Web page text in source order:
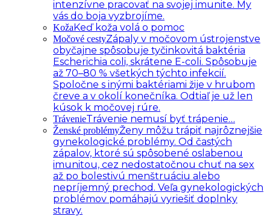
intenzívne pracovať na svojej imunite. My
vás do boja vyzbrojíme.
KožaKeď koža volá o pomoc
Močové cestyZápaly v močovom ústrojenstve
obyčajne spôsobuje tyčinkovitá baktéria
Escherichia coli, skrátene E-coli. Spôsobuje
až 70–80 % všetkých týchto infekcií.
Spoločne s inými baktériami žije v hrubom
čreve a v okolí konečníka. Odtiaľ je už len
kúsok k močovej rúre.
TrávenieTrávenie nemusí byť trápenie…
Ženské problémyŽeny môžu trápiť najrôznejšie
gynekologické problémy. Od častých
zápalov, ktoré sú spôsobené oslabenou
imunitou, cez nedostatočnou chuť na sex
až po bolestivú menštruáciu alebo
nepríjemný prechod. Veľa gynekologických
problémov pomáhajú vyriešiť doplnky
stravy.